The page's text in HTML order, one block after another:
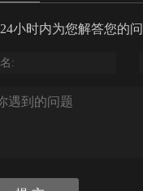
24小时内为您解答您的